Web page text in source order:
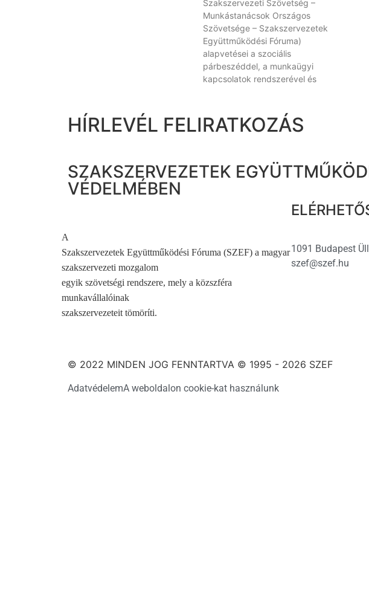
Szakszervezeti Szövetség –
Munkástanácsok Országos
Szövetsége – Szakszervezetek
Együttműködési Fóruma)
alapvetései a szociális
párbeszéddel, a munkaügyi
kapcsolatok rendszerével és
HÍRLEVÉL FELIRATKOZÁS
SZAKSZERVEZETEK
VÉDELMÉBEN
A
Szakszervezetek Együttműködési Fóruma (SZEF) a magyar
szakszervezeti mozgalom
egyik szövetségi rendszere, mely a közszféra
munkavállalóinak
szakszervezeteit tömöríti.
1091 Budapest
szef@szef.hu
© 2022 MINDEN JOG FENNTARTVA © 1995 - 2026 SZEF
AdatvédelemA weboldalon cookie-kat használunk